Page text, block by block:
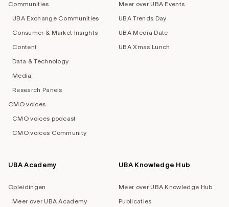
Communities
UBA Exchange Communities
Consumer & Market Insights
Content
Data & Technology
Media
Research Panels
CMO voices
CMO voices podcast
CMO voices Community
Meer over UBA Events
UBA Trends Day
UBA Media Date
UBA Xmas Lunch
UBA Academy
Opleidingen
Meer over UBA Academy
UBA Knowledge Hub
Meer over UBA Knowledge Hub
Publicaties